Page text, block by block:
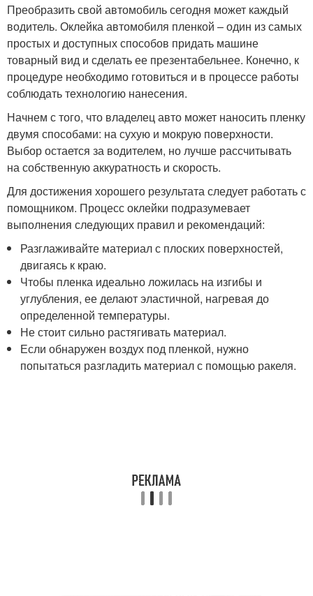
Преобразить свой автомобиль сегодня может каждый
водитель. Оклейка автомобиля пленкой – один из самых
простых и доступных способов придать машине
товарный вид и сделать ее презентабельнее. Конечно, к
процедуре необходимо готовиться и в процессе работы
соблюдать технологию нанесения.
Начнем с того, что владелец авто может наносить пленку
двумя способами: на сухую и мокрую поверхности.
Выбор остается за водителем, но лучше рассчитывать
на собственную аккуратность и скорость.
Для достижения хорошего результата следует работать с
помощником. Процесс оклейки подразумевает
выполнения следующих правил и рекомендаций:
Разглаживайте материал с плоских поверхностей,
двигаясь к краю.
Чтобы пленка идеально ложилась на изгибы и
углубления, ее делают эластичной, нагревая до
определенной температуры.
Не стоит сильно растягивать материал.
Если обнаружен воздух под пленкой, нужно
попытаться разгладить материал с помощью ракеля.